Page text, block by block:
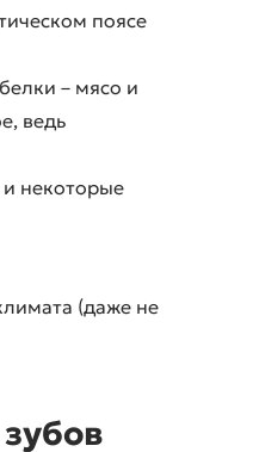
поясе
– мясо и
ведь
некоторые
(даже не